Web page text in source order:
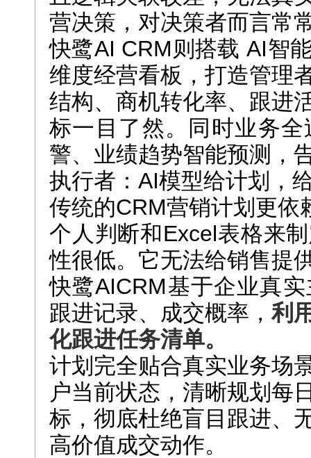
营决策，对决策者而言常
快鹭AI CRM则搭载 AI智
维度经营看板，打造管理
结构、商机转化率、跟进
标一目了然。同时业务
警、业绩趋势智能预测，
执行者：AI模型给计划，
传统的CRM营销计划更依
个人判断和Excel表格来
性很低。它无法给销售提
快鹭AICRM基于企业真
跟进记录、成交概率，利
化跟进任务清单。
计划完全贴合真实业务场
户当前状态，清晰规划每
标，彻底杜绝盲目跟进、
高价值成交动作。